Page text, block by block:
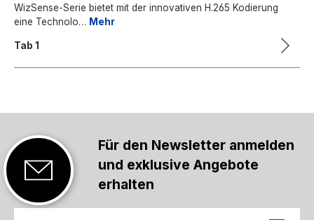
WizSense-Serie bietet mit der innovativen H.265 Kodierung
eine Technolo… Mehr
Tab 1
Für den Newsletter anmelden
und exklusive Angebote
erhalten